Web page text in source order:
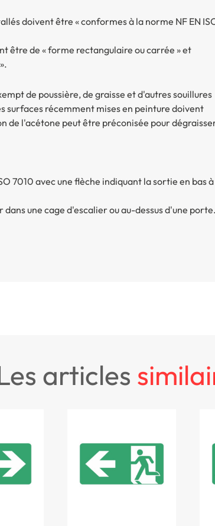
doivent être « conformes à la norme NF EN
être de « forme rectangulaire ou carrée » et
de poussière, de graisse et d'autres souillures
surfaces récemment mises en peinture doivent
de l'acétone peut être préconisée pour
7010 avec une flèche indiquant la sortie en bas à
dans une cage d'escalier ou au-dessus d'une porte.
les articles